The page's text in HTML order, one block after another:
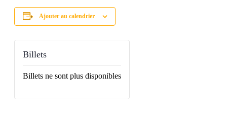
Ajouter au calendrier
Billets
Billets ne sont plus disponibles